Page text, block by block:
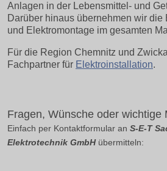
Anlagen in der Lebensmittel- und
Darüber hinaus übernehmen wir die
und Elektromontage im gesamten
Für die Region Chemnitz und
Fachpartner für Elektroinstallation.
Fragen, Wünsche oder wichtige
Einfach per Kontaktformular an S-E-T
Elektrotechnik GmbHübermitteln: